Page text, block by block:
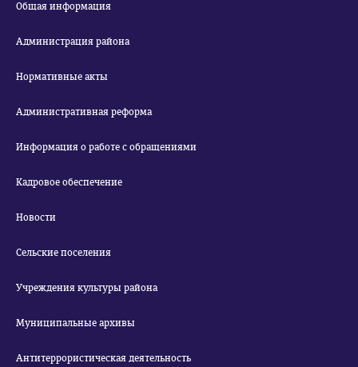
Общая информация
Администрация района
Нормативные акты
Административная реформа
Информация о работе с обращениями
Кадровое обеспечение
Новости
Сельские поселения
Учреждения культуры района
Муниципальные архивы
Антитеррористическая деятельность